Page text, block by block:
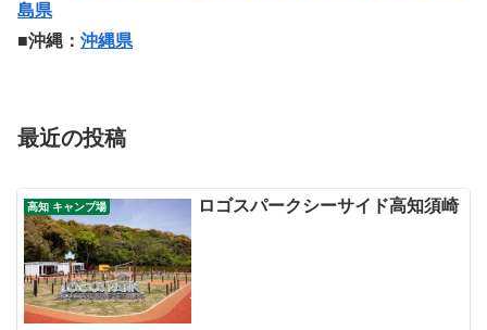
島県
■沖縄： 沖縄県
最近の投稿
高知 キャンプ場 ロゴスパークシーサイド高知須崎